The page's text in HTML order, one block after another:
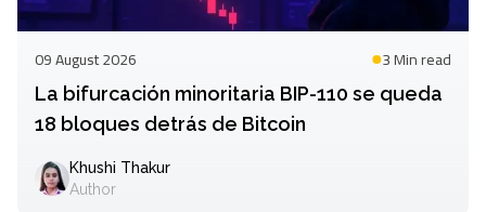
09 August 2026 3 Minread
La bifurcación minoritaria BIP-110 se queda
18 bloques detrás de Bitcoin
Khushi Thakur
Author